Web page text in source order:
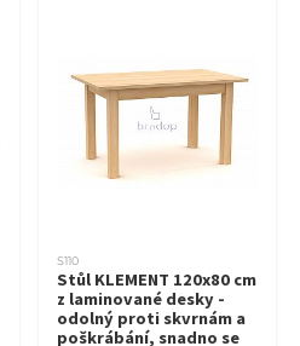
S110
Stůl KLEMENT 120x80 cm
z laminované desky -
odolný proti skvrnám a
poškrábání, snadno se